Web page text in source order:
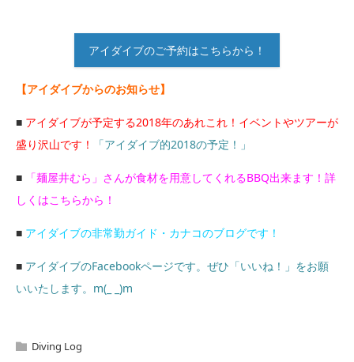
アイダイブのご予約はこちらから！
【アイダイブからのお知らせ】
■ アイダイブが予定する2018年のあれこれ！イベントやツアーが
盛り沢山です！
「アイダイブ的2018の予定！」
■
「麺屋井むら」さんが食材を用意してくれるBBQ出来ます！詳
しくはこちらから！
■ アイダイブの非常勤ガイド・カナコのブログです！
■ アイダイブのFacebookページです。ぜひ「いいね！」をお願
いいたします。m(_ _)m
Diving Log